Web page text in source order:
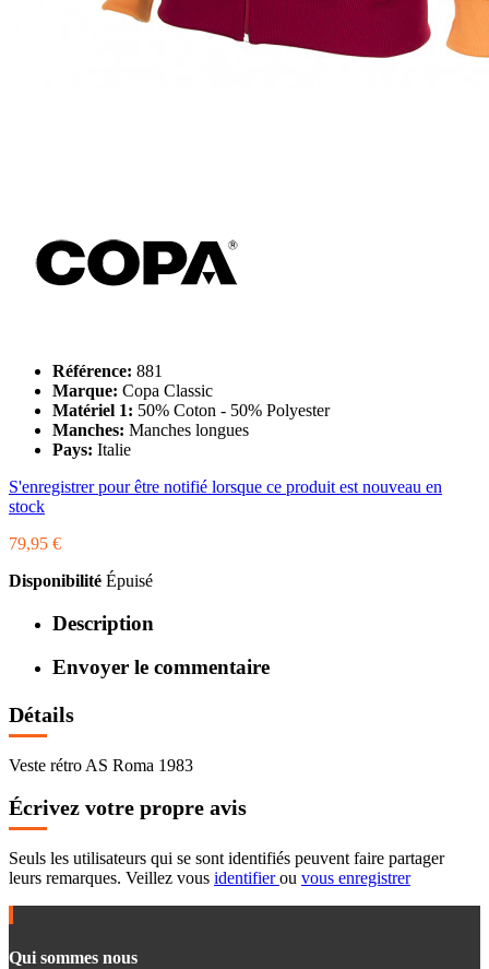
Référence: 881
Marque: Copa Classic
Matériel 1: 50% Coton - 50% Polyester
Manches: Manches longues
Pays: Italie
S'enregistrer pour être notifié lorsque ce produit est nouveau en
stock
79,95 €
Disponibilité Épuisé
Description
Envoyer le commentaire
Détails
Veste rétro AS Roma 1983
Écrivez votre propre avis
Seuls les utilisateurs qui se sont identifiés peuvent faire partager
leurs remarques. Veillez vous identifierou vous enregistrer
Qui sommes nous